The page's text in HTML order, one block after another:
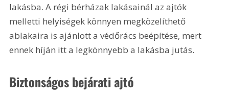
lakásba. A régi bérházak lakásainál az ajtók
melletti helyiségek könnyen megközelíthető
ablakaira is ajánlott a védőrács beépítése, mert
ennek híján itt a legkönnyebb a lakásba jutás.
Biztonságos bejárati ajtó